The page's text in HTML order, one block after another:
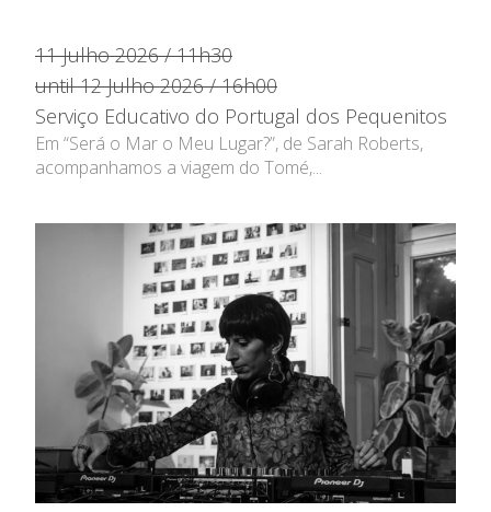
11 Julho 2026 / 11h30
until 12 Julho 2026 / 16h00
Serviço Educativo do Portugal dos Pequenitos
Em “Será o Mar o Meu Lugar?”, de Sarah Roberts,
acompanhamos a viagem do Tomé,...